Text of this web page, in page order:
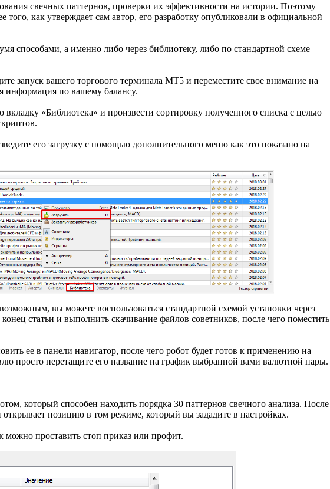
свечных паттернов, проверки их эффективности на истории. Поэтому
того, как утверждает сам автор, его разработку опубликовали в официальной
способами, а именно либо через библиотеку, либо по стандартной схеме
запуск вашего торгового терминала МТ5 и переместите свое внимание на
информация по вашему балансу.
«Библиотека» и произвести сортировку полученного списка с целью
его загрузку с помощью дополнительного меню как это показано на
вы можете воспользоваться стандартной схемой установки через
статьи и выполнить скачивание файлов советников, после чего поместить
ее в панели навигатор, после чего робот будет готов к применению на
просто перетащите его название на график выбранной вами валютной пары.
который способен находить порядка 30 паттернов свечного анализа. После
позицию в том режиме, который вы зададите в настройках.
можно проставить стоп приказ или профит.